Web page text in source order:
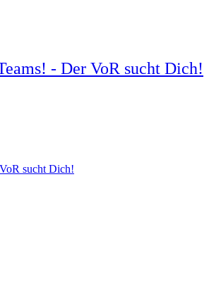
- Der VoR sucht Dich!
sucht Dich!